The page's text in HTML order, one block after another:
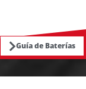
Guía de Baterías